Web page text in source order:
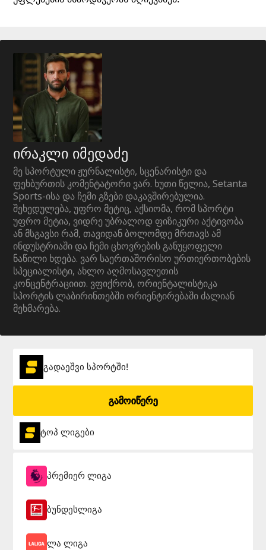
ირაკლი იმედაძე
მე სპორტული ჟურნალისტი, სცენარისტი და
ფეხბურთის კომენტატორი ვარ. ხუთი წელია, Setanta
Sports-ისა და ჩემი გზები დაკავშირებულია.
შეხედულება, უფრო მეტიც, აქსიომა, რომ სპორტი
უფრო მეტია, ვიდრე უბრალოდ ფიზიკური აქტივობა
ან მსგავსი რამ, თავიდან ბოლომდე მრთავს ამ
ინდუსტრიაში და ჩემი ცხოვრების განუყოფელი
ნაწილი ხდება. ვარ საერთაშორისო ურთიერთობების
სპეციალისტი, ახლო აღმოსავლეთის
კონცენტრაციით. ვფიქრობ, ორიენტალისტიკა
სპორტის ლაბირინთებში ორიენტირებაში ძალიან
მეხმარება.
გადაეშვი სპორტში!
გამოიწერე
ტოპ ლიგები
პრემიერ ლიგა
ბუნდესლიგა
ლა ლიგა